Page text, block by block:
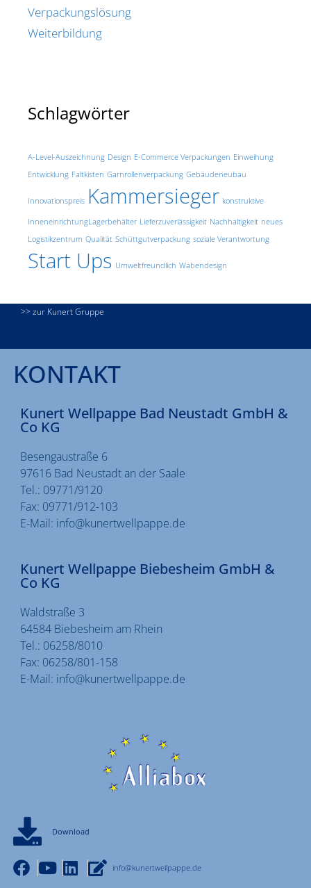
Verpackungslösung
Weiterbildung
Schlagwörter
A-Level-Auszeichnung Design E-Commerce Verpackungen Einweihung
Entwicklung Faltkisten Garnrollenverpackung Gebäudeneubau
Innovationspreis Kammersieger konstruktive
Inneneinrichtung​Lagerbehälter Lieferzuverlässigkeit Nachhaltigkeit neues
Logistikzentrum Qualität Schüttgutverpackung soziale Verantwortung
Start Ups Umweltfreundlich Wabendesign
>> zur Kunert Gruppe
KONTAKT
Kunert Wellpappe Bad Neustadt GmbH &
Co KG
Besengaustraße 6
97616 Bad Neustadt an der Saale
Tel.: 09771/9120
Fax: 09771/912-103
E-Mail: info@kunertwellpappe.de
Kunert Wellpappe Biebesheim GmbH &
Co KG
Waldstraße 3
64584 Biebesheim am Rhein
Tel.: 06258/8010
Fax: 06258/801-158
E-Mail: info@kunertwellpappe.de
Download
info@kunertwellpappe.de